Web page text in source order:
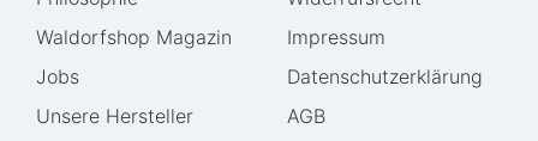
Waldorfshop Magazin
Jobs
Unsere Hersteller
Impressum
Daten­schutz­erklärung
AGB